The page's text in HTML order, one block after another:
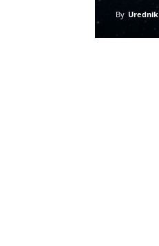
By Urednik